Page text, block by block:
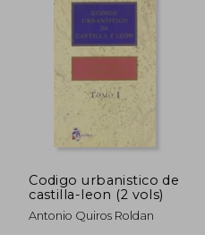
dcto.
Codigo urbanistico de
castilla-leon (2 vols)
Antonio Quiros Roldan